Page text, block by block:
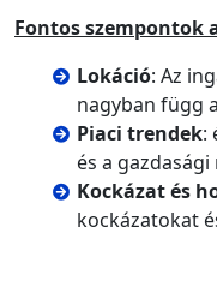
Fontos szempontok
Lokáció: Az
nagyban függ
Piaci trendek:
és a
Kockázat és
kockázatokat